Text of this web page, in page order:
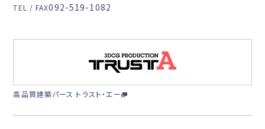
TEL / FAX092-519-1082
高品質建築パース トラスト・エー